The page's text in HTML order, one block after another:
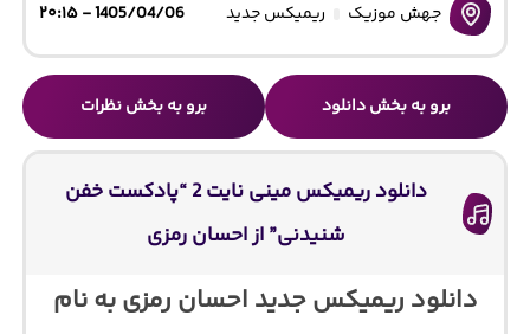
جهش موزیک ریمیکس جدید 1405/04/06 - ۲۰:۱۵
برو به بخش دانلود برو به بخش نظرات
دانلود ریمیکس مینی نایت 2 “پادکست خفن
شنیدنی” از احسان رمزی
دانلود ریمیکس جدید احسان رمزی به نام